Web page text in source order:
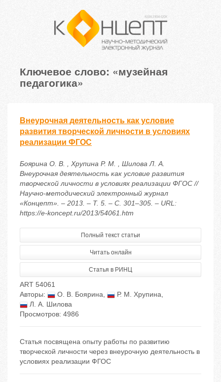
Ключевое слово: «музейная
педагогика»
Внеурочная деятельность как условие
развития творческой личности в условиях
реализации ФГОС
Боярина О. В. , Хрупина Р. М. , Шилова Л. А.
Внеурочная деятельность как условие развития
творческой личности в условиях реализации ФГОС //
Научно-методический электронный журнал
«Концепт». – 2013. – Т. 5. – С. 301–305. – URL:
https://e-koncept.ru/2013/54061.htm
Полный текст статьи
Читать онлайн
Статья в РИНЦ
ART 54061
Авторы:
О. В. Боярина, Р. М. Хрупина,
Л. А. Шилова
Просмотров: 4986
Статья посвящена опыту работы по развитию
творческой личности через внеурочную деятельность в
условиях реализации ФГОС